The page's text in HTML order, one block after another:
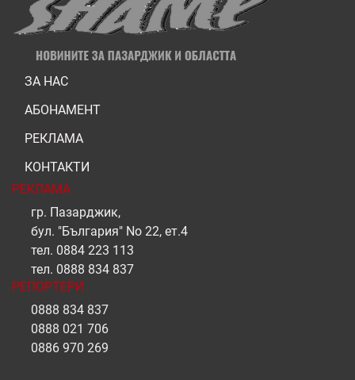
ЗА НАС
АБОНАМЕНТ
РЕКЛАМА
КОНТАКТИ
РЕКЛАМА
гр. Пазарджик,
бул. "България" No 22, ет.4
тел. 0884 223 113
тел. 0888 834 837
РЕПОРТЕРИ
0888 834 837
0888 021 706
0886 970 269